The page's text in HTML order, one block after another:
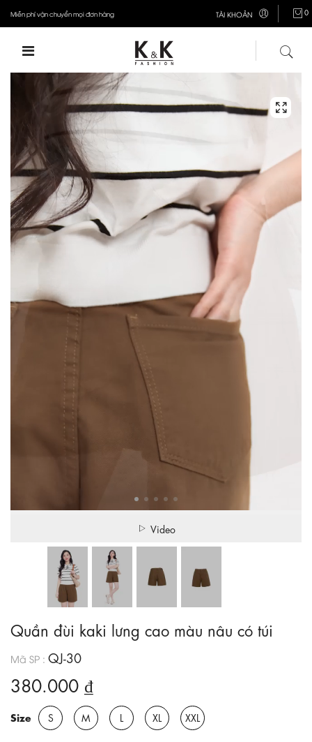
Miễn phí vận chuyển mọi đơn hàng TÀI KHOẢN 0
Video
Quần đùi kaki lưng cao màu nâu có túi
Mã SP : QJ-30
380.000 ₫
Size S M L XL XXL